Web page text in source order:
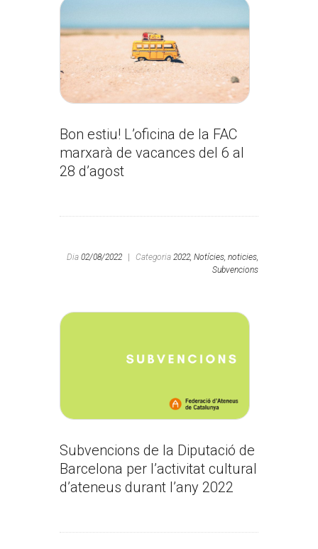
Bon estiu! L’oficina de la FAC
marxarà de vacances del 6 al
28 d’agost
Dia 02/08/2022 Categoria 2022, Notícies, noticies,
Subvencions
Subvencions de la Diputació de
Barcelona per l’activitat cultural
d’ateneus durant l’any 2022